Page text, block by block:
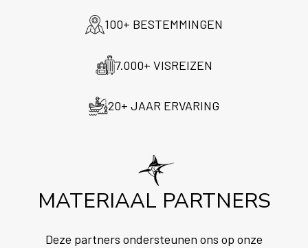
100+ BESTEMMINGEN
7.000+ VISREIZEN
20+ JAAR ERVARING
MATERIAAL PARTNERS
Deze partners ondersteunen ons op onze